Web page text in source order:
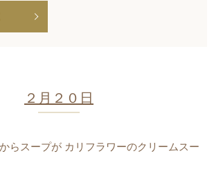
２月２０日
らスープが カリフラワーのクリームスー